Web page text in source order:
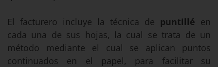
El facturero incluye la técnica de puntillé en
cada una de sus hojas, la cual se trata de un
método mediante el cual se aplican puntos
continuados en el papel, para facilitar su